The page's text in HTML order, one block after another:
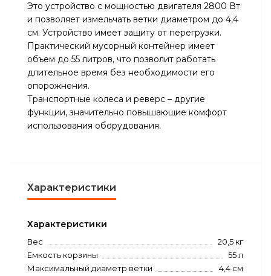
Это устройство с мощностью двигателя 2800 Вт
и позволяет измельчать ветки диаметром до 4,4
см. Устройство имеет защиту от перегрузки.
Практический мусорный контейнер имеет
объем до 55 литров, что позволит работать
длительное время без необходимости его
опорожнения.
Транспортные колеса и реверс – другие
функции, значительно повышающие комфорт
использования оборудования.
Характеристики
Характеристики
Вес
20,5 кг
Емкость корзины
55 л
Максимальный диаметр ветки
4,4 см